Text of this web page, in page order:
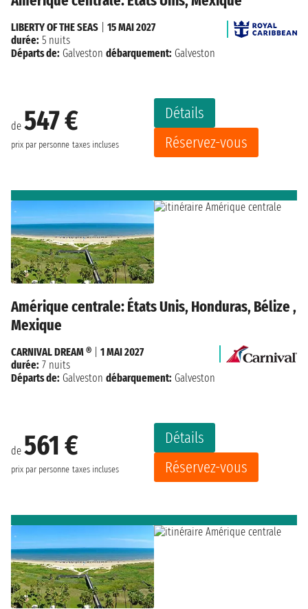
de 547 €
prix par personne taxes incluses
Détails
Réservez-vous
LIBERTY OF THE SEAS
15 MAI 2027
durée: 5 nuits
Départs de: Galveston débarquement: Galveston
Amérique centrale: États Unis, Honduras, Bélize ,
Mexique
de 561 €
prix par personne taxes incluses
Détails
Réservez-vous
CARNIVAL DREAM ®
1 MAI 2027
durée: 7 nuits
Départs de: Galveston débarquement: Galveston